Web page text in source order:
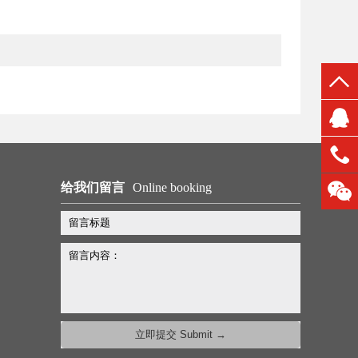
给我们留言 Online booking